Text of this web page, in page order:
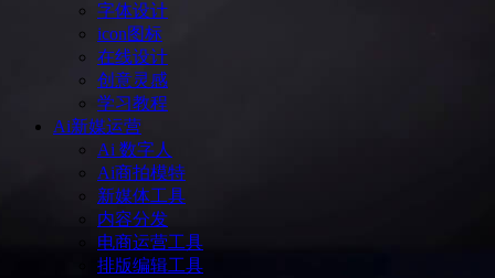
字体设计
icon图标
在线设计
创意灵感
学习教程
Ai新媒运营
Ai 数字人
Ai商拍模特
新媒体工具
内容分发
电商运营工具
排版编辑工具